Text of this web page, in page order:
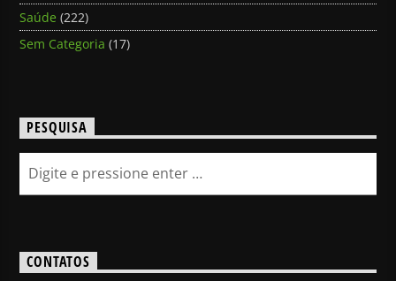
Saúde (222)
Sem Categoria (17)
PESQUISA
CONTATOS